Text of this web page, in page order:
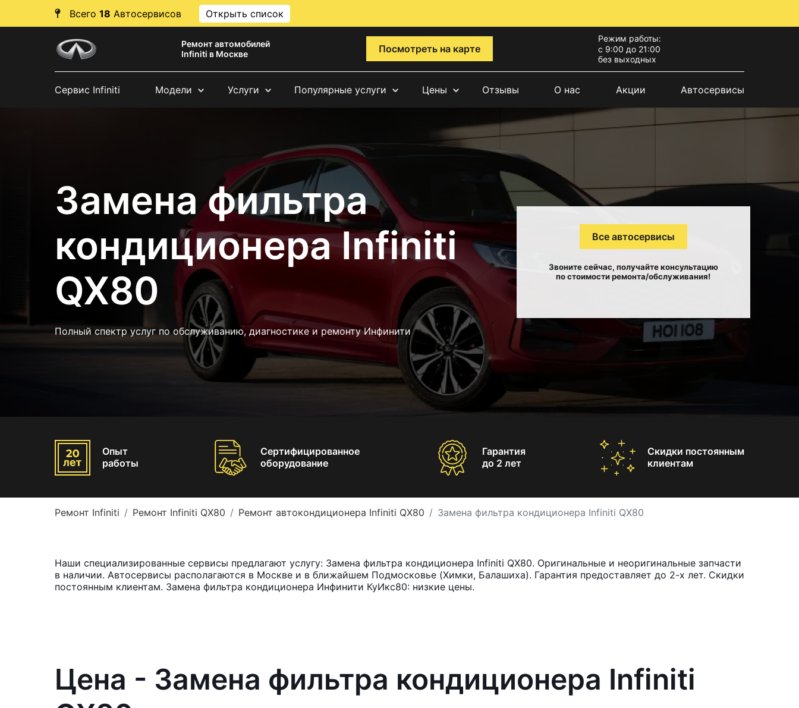
Всего 18 Автосервисов Открыть список
Ремонт автомобилей
Infiniti в Москве
Посмотреть на карте
Режим работы:
с 9:00 до 21:00
без выходных
Сервис Infiniti Модели Услуги Популярные услуги Цены Отзывы О нас Акции Автосервисы
Замена фильтра
кондиционера Infiniti
QX80
Полный спектр услуг по обслуживанию, диагностике и ремонту Инфинити
Все автосервисы
Звоните сейчас, получайте консультацию
по стоимости ремонта/обслуживания!
Опыт
работы
Сертифицированное
оборудование
Гарантия
до 2 лет
Скидки постоянным
клиентам
Ремонт Infiniti Ремонт Infiniti QX80 Ремонт автокондиционера Infiniti QX80 Замена фильтра кондиционера Infiniti QX80
Наши специализированные сервисы предлагают услугу: Замена фильтра кондиционера Infiniti QX80. Оригинальные и неоригинальные запчасти
в наличии. Автосервисы располагаются в Москве и в ближайшем Подмосковье (Химки, Балашиха). Гарантия предоставляет до 2-х лет. Скидки
постоянным клиентам. Замена фильтра кондиционера Инфинити КуИкс80: низкие цены.
Цена - Замена фильтра кондиционера Infiniti